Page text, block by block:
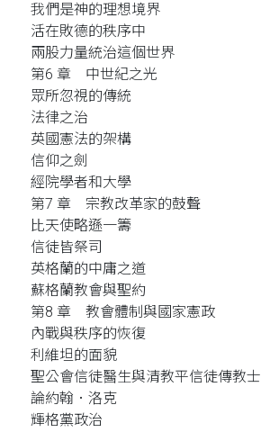
我們是神的理想境界
活在敗德的秩序中
兩股力量統治這個世界
第6 章 中世紀之光
眾所忽視的傳統
法律之治
英國憲法的架構
信仰之劍
經院學者和大學
第7 章 宗教改革家的鼓聲
比天使略遜一籌
信徒皆祭司
英格蘭的中庸之道
蘇格蘭教會與聖約
第8 章 教會體制與國家憲政
內戰與秩序的恢復
利維坦的面貌
聖公會信徒醫生與清教平信徒傳教士
論約翰．洛克
輝格黨政治